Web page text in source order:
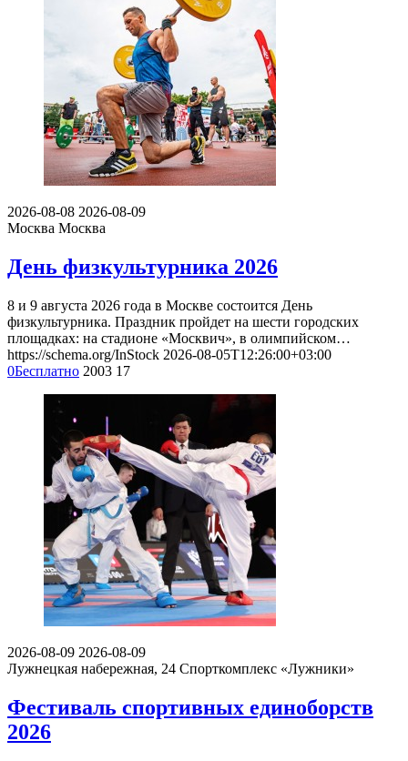
2026-08-08 2026-08-09
Москва Москва
День физкультурника 2026
8 и 9 августа 2026 года в Москве состоится День
физкультурника. Праздник пройдет на шести городских
площадках: на стадионе «Москвич», в олимпийском…
https://schema.org/InStock 2026-08-05T12:26:00+03:00
0Бесплатно 2003 17
2026-08-09 2026-08-09
Лужнецкая набережная, 24 Спорткомплекс «Лужники»
Фестиваль спортивных единоборств
2026